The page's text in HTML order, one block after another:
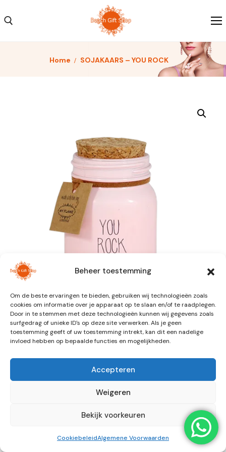
Beheer toestemming
Om de beste ervaringen te bieden, gebruiken wij technologieën zoals
cookies om informatie over je apparaat op te slaan en/of te raadplegen.
Door in te stemmen met deze technologieën kunnen wij gegevens zoals
surfgedrag of unieke ID's op deze site verwerken. Als je geen
toestemming geeft of uw toestemming intrekt, kan dit een nadelige
invloed hebben op bepaalde functies en mogelijkheden.
Accepteren
Weigeren
Bekijk voorkeuren
CookiebeleidAlgemene Voorwaarden
Home SOJAKAARS – YOU ROCK
SOJAKAARS – YOU ROCK
€8,50
Een heerlijke geurkaars gemaakt van biologische sojawas.